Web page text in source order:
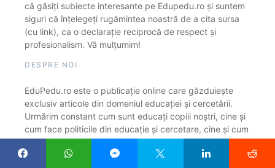
că găsiți subiecte interesante pe Edupedu.ro și suntem
siguri că înțelegeți rugămintea noastră de a cita sursa
(cu link), ca o declarație reciprocă de respect și
profesionalism. Vă mulțumim!
DESPRE NOI
EduPedu.ro este o publicație online care găzduiește
exclusiv articole din domeniul educației și cercetării.
Urmărim constant cum sunt educați copiii noștri, cine și
cum face politicile din educație și cercetare, cine și cum
îi formează pe profesori, cât de adecvate la lumea în
care trăim sunt sistemele de educație și cercetare.